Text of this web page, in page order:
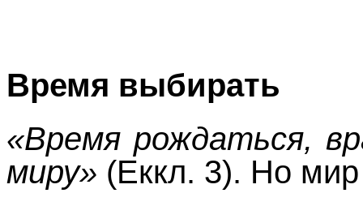
Время выбирать
«Время рождаться,
миру» (Еккл. 3). Но